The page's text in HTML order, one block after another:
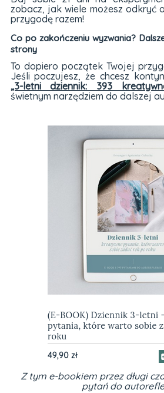
zobacz, jak wiele możesz odkryć
przygodę razem!
Co po zakończeniu wyzwania?
strony
To dopiero początek Twojej
Jeśli poczujesz, że chcesz
„3-letni dziennik: 393
świetnym narzędziem do dalszej
Z tym e-bookiem przez długi
pytań do